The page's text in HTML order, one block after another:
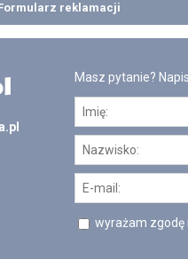
reklamacji
Masz pytanie?
wyrażam zgodę